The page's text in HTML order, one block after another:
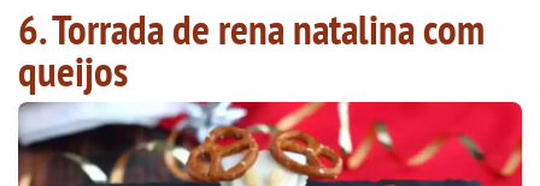
6. Torrada de rena natalina com
queijos